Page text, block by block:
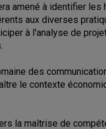
amené à identifier
aux diverses
à l'analyse de
des
le contexte
la maîtrise de